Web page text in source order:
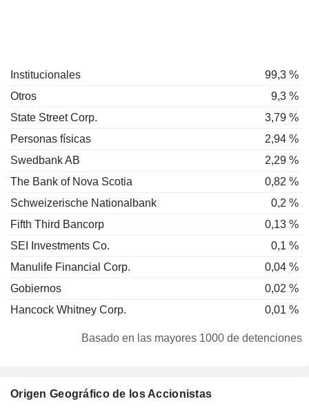
Institucionales
99,3 %
Otros
9,3 %
State Street Corp.
3,79 %
Personas físicas
2,94 %
Swedbank AB
2,29 %
The Bank of Nova Scotia
0,82 %
Schweizerische Nationalbank
0,2 %
Fifth Third Bancorp
0,13 %
SEI Investments Co.
0,1 %
Manulife Financial Corp.
0,04 %
Gobiernos
0,02 %
Hancock Whitney Corp.
0,01 %
Basado en las mayores 1000 de detenciones
Origen Geográfico de los Accionistas